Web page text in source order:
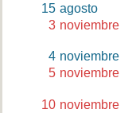
15 agosto
3 noviembre
4 noviembre
5 noviembre
10 noviembre